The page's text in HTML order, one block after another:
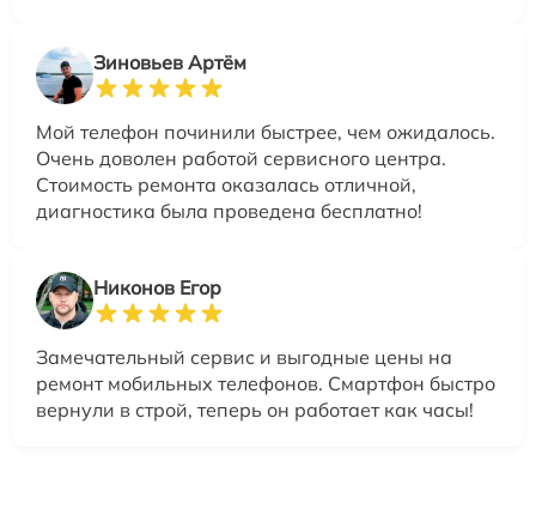
Зиновьев Артём
Мой телефон починили быстрее, чем ожидалось.
Очень доволен работой сервисного центра.
Стоимость ремонта оказалась отличной,
диагностика была проведена бесплатно!
Никонов Егор
Замечательный сервис и выгодные цены на
ремонт мобильных телефонов. Смартфон быстро
вернули в строй, теперь он работает как часы!